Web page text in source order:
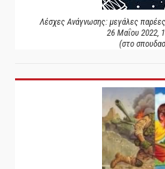
Λέσχες Ανάγνωσης: μεγάλες
26 Μαΐου 2022,
(στο